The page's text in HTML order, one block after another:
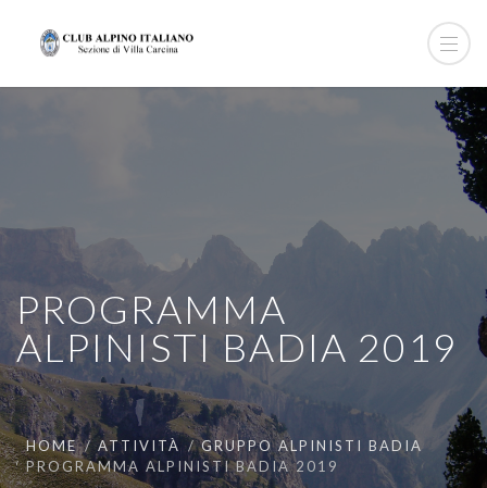
PROGRAMMA
ALPINISTI BADIA 2019
HOME ATTIVITÀ
GRUPPO ALPINISTI BADIA
PROGRAMMA ALPINISTI BADIA 2019